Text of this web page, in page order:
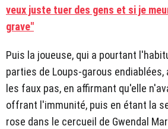
veux juste tuer des gens et si je
grave"
Puis la joueuse, qui a pourtant
parties de Loups-garous endiablées,
les faux pas, en affirmant qu'elle
offrant l'immunité, puis en étant la
rose dans le cercueil de Gwendal